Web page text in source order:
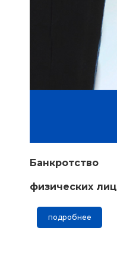
Банкротство
физических лиц
подробнее